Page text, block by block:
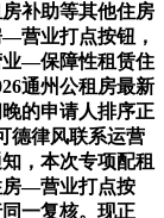
补助等其他住房
营业打点按钮，
业—保障性租赁住
通州公租房最新
的申请人排序正
德律风联系运营
，本次专项配租
房—营业打点按
一复核。现正